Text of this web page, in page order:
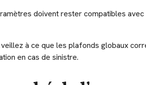
doivent rester compatibles
veillez à ce que les plafonds globaux
en cas de sinistre.